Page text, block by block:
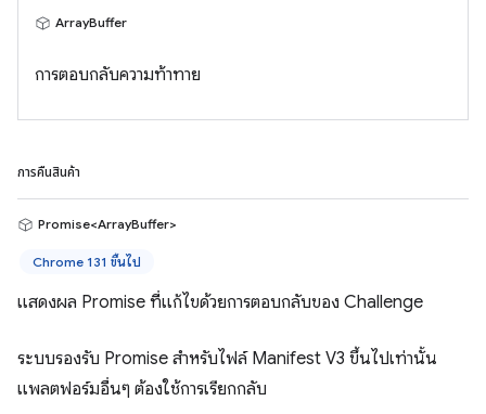
ArrayBuffer
การตอบกลับความท้าทาย
การคืนสินค้า
Promise<ArrayBuffer>
Chrome 131 ขึ้นไป
แสดงผล Promise ที่แก้ไขด้วยการตอบกลับของ Challenge
ระบบรองรับ Promise สำหรับไฟล์ Manifest V3 ขึ้นไปเท่านั้น
แพลตฟอร์มอื่นๆ ต้องใช้การเรียกกลับ